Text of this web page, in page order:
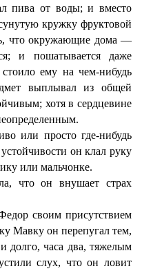
пива от воды; и вместо
кружку фруктовой
что окружающие дома —
и пошатывается даже
ему на чем-нибудь
выплывал из общей
хотя в сердцевине
или просто где-нибудь
он клал руку
или мальчонке.
что он внушает страх
своим присутствием
Мавку он перепугал тем,
долго, часа два, тяжелым
слух, что он ловит